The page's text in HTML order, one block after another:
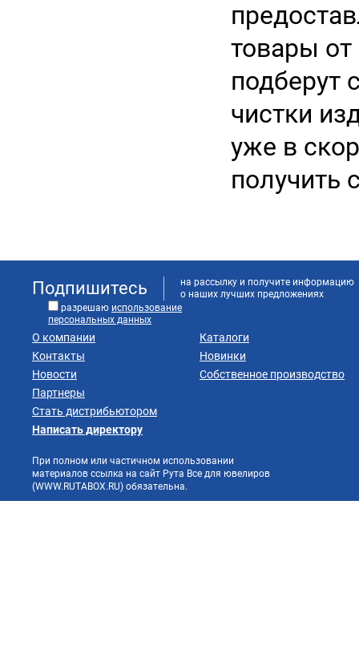
товары от
подберут
чистки
уже в
получить
Подпишитесь
на рассылку и получите информацию
о наших лучших предложениях
разрешаю использование
персональных данных
О компании
Контакты
Новости
Партнеры
Стать дистрибьютором
Каталоги
Новинки
Собственное производство
Написать директору
При полном или частичном использовании
материалов ссылка на сайт Рута Все для ювелиров
(WWW.RUTABOX.RU) обязательна.